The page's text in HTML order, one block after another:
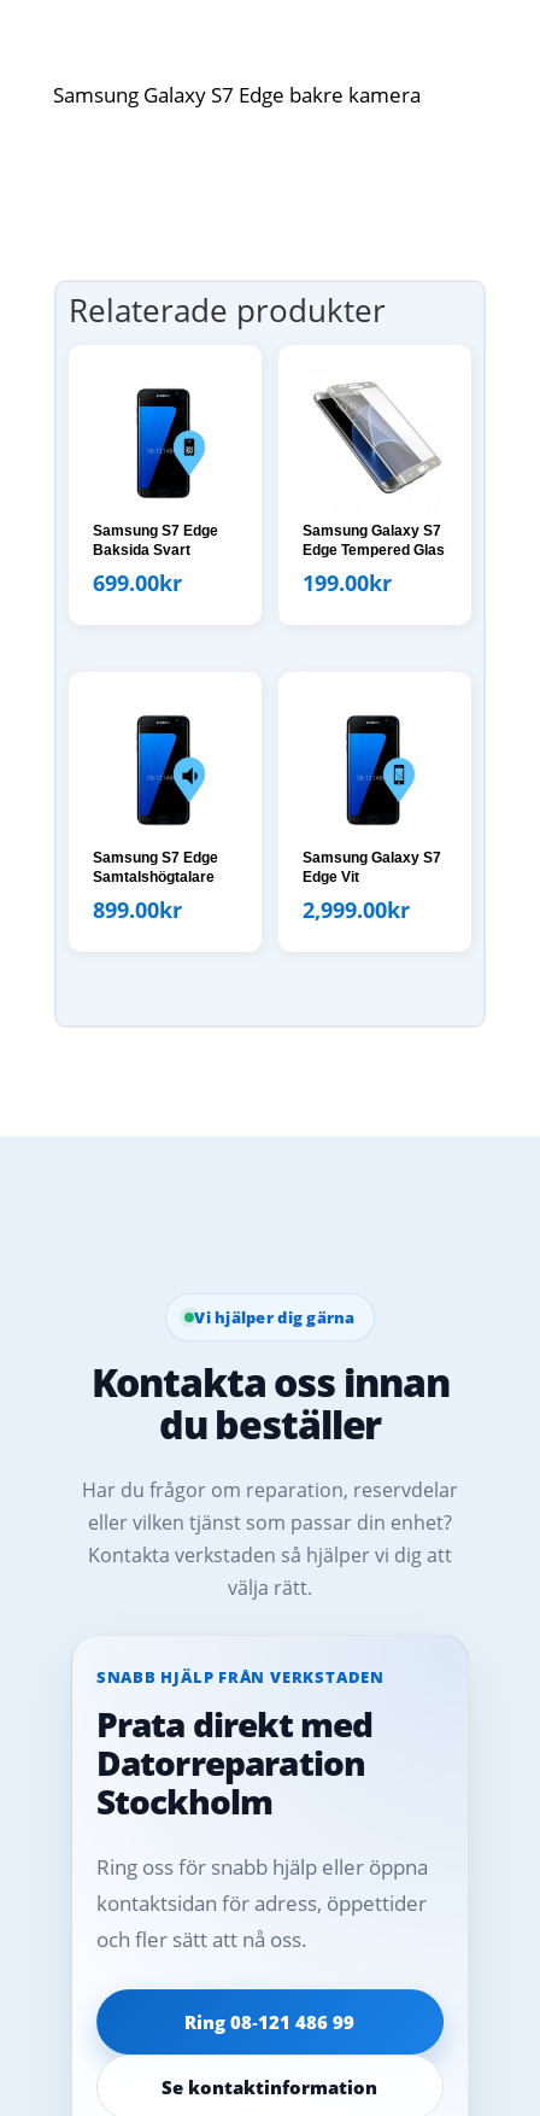
Samsung Galaxy S7 Edge bakre kamera
Relaterade produkter
Samsung S7 Edge
Baksida Svart
699.00kr
Samsung Galaxy S7
Edge Tempered Glas
199.00kr
Samsung S7 Edge
Samtalshögtalare
899.00kr
Samsung Galaxy S7
Edge Vit
2,999.00kr
Vi hjälper dig gärna
Kontakta oss innan
du beställer
Har du frågor om reparation, reservdelar
eller vilken tjänst som passar din enhet?
Kontakta verkstaden så hjälper vi dig att
välja rätt.
SNABB HJÄLP FRÅN VERKSTADEN
Prata direkt med
Datorreparation
Stockholm
Ring oss för snabb hjälp eller öppna
kontaktsidan för adress, öppettider
och fler sätt att nå oss.
Ring 08‑121 486 99
Se kontaktinformation